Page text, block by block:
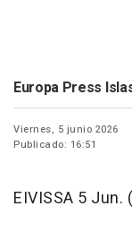
Europa Press
Viernes, 5 junio 2026
Publicado: 16:51
EIVISSA 5 Jun.